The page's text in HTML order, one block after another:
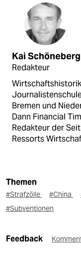
Kai Schöneberg
Redakteur
Bremen und
Dann Financial
Redakteur der
Ressorts
Themen
#Strafzölle #China
#Subventionen
Feedback